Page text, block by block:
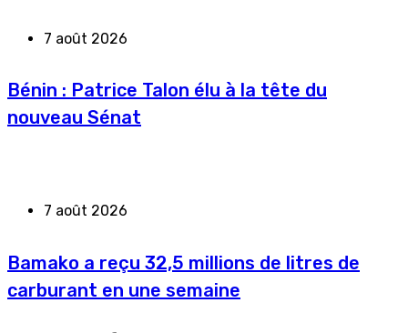
7 août 2026
Bénin : Patrice Talon élu à la tête du
nouveau Sénat
7 août 2026
Bamako a reçu 32,5 millions de litres de
carburant en une semaine